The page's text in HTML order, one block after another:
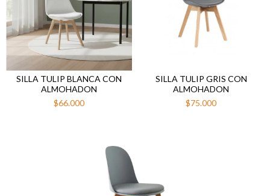
SILLA TULIP BLANCA CON
ALMOHADON
$66.000
SILLA TULIP GRIS CON
ALMOHADON
$75.000